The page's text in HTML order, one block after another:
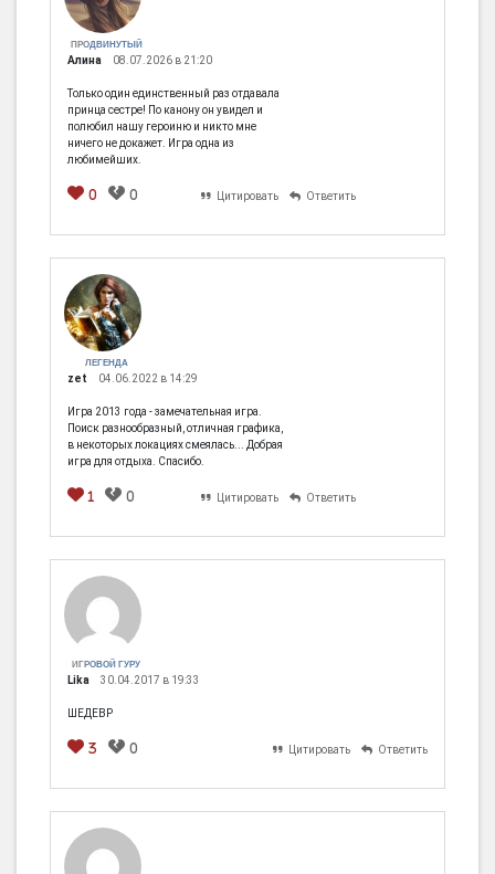
ПРОДВИНУТЫЙ
Алина 08.07.2026 в 21:20
Только один единственный раз отдавала
принца сестре! По канону он увидел и
полюбил нашу героиню и никто мне
ничего не докажет. Игра одна из
любимейших.
0 0 Цитировать Ответить
ЛЕГЕНДА
zet 04.06.2022 в 14:29
Игра 2013 года - замечательная игра.
Поиск разнообразный, отличная графика,
в некоторых локациях смеялась... Добрая
игра для отдыха. Спасибо.
1 0 Цитировать Ответить
ИГРОВОЙ ГУРУ
Lika 30.04.2017 в 19:33
ШЕДЕВР
3 0 Цитировать Ответить